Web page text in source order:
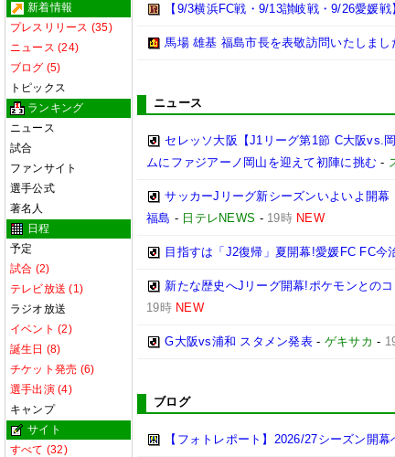
新着情報
プレスリリース (35)
ニュース (24)
ブログ (5)
トピックス
ランキング
ニュース
試合
ファンサイト
選手公式
著名人
日程
予定
試合 (2)
テレビ放送 (1)
ラジオ放送
イベント (2)
誕生日 (8)
チケット発売 (6)
選手出演 (4)
キャンプ
サイト
すべて (32)
【9/3横浜FC戦・9/13讃岐戦・9/26愛媛
馬場 雄基 福島市長を表敬訪問いたしまし
ニュース
セレッソ大阪【J1リーグ第1節 C大阪vs.
ムにファジアーノ岡山を迎えて初陣に挑む -
サッカーJリーグ新シーズンいよいよ開
福島 - 日テレNEWS - 19時 NEW
目指すは「J2復帰」夏開幕!愛媛FC FC今
新たな歴史へJリーグ開幕!ポケモンとの
19時 NEW
G大阪vs浦和 スタメン発表 - ゲキサカ -
ブログ
【フォトレポート】2026/27シーズン開